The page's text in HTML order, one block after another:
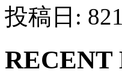
投稿日:
RECENT